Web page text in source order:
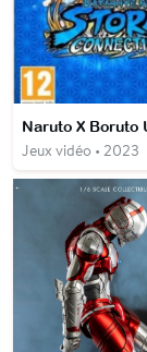
Jeux vidéo • 2023